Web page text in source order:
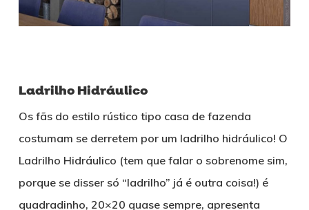
Ladrilho Hidráulico
Os fãs do estilo rústico tipo casa de fazenda
costumam se derretem por um ladrilho hidráulico! O
Ladrilho Hidráulico (tem que falar o sobrenome sim,
porque se disser só “ladrilho” já é outra coisa!) é
quadradinho, 20×20 quase sempre, apresenta